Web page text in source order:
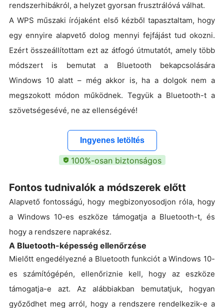
rendszerhibákról, a helyzet gyorsan frusztrálóvá válhat.
A WPS műszaki írójaként első kézből tapasztaltam, hogy
egy ennyire alapvető dolog mennyi fejfájást tud okozni.
Ezért összeállítottam ezt az átfogó útmutatót, amely több
módszert is bemutat a Bluetooth bekapcsolására
Windows 10 alatt – még akkor is, ha a dolgok nem a
megszokott módon működnek. Tegyük a Bluetooth-t a
szövetségesévé, ne az ellenségévé!
Ingyenes letöltés
100%-osan biztonságos
Fontos tudnivalók a módszerek előtt
Alapvető fontosságú, hogy megbizonyosodjon róla, hogy
a Windows 10-es eszköze támogatja a Bluetooth-t, és
hogy a rendszere naprakész.
A Bluetooth-képesség ellenőrzése
Mielőtt engedélyezné a Bluetooth funkciót a Windows 10-
es számítógépén, ellenőriznie kell, hogy az eszköze
támogatja-e azt. Az alábbiakban bemutatjuk, hogyan
győződhet meg arról, hogy a rendszere rendelkezik-e a